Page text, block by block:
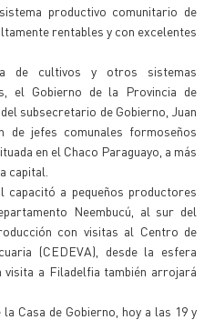
productivo comunitario de
rentables y con excelentes
de cultivos y otros sistemas
el Gobierno de la Provincia de
subsecretario de Gobierno, Juan
de jefes comunales formoseños
en el Chaco Paraguayo, a más
capital.
a pequeños productores
Neembucú, al sur del
con visitas al Centro de
(CEDEVA), desde la esfera
visita a Filadelfia también arrojará
Casa de Gobierno, hoy a las 19 y